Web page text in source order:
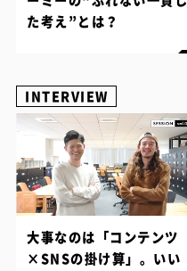
た考え”とは？
INTERVIEW
大事なのは「コンテンツ
×SNSの掛け算」。いい